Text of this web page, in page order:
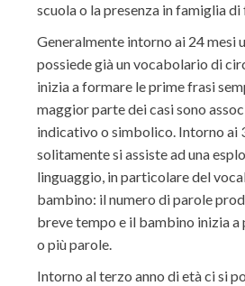
scuola o la presenza in famiglia
Generalmente intorno ai 24 mesi
possiede già un vocabolario di
inizia a formare le prime frasi
maggior parte dei casi sono
indicativo o simbolico. Intorno ai
solitamente si assiste ad una
linguaggio, in particolare del
bambino: il numero di parole
breve tempo e il bambino inizia
o più parole.
Intorno al terzo anno di età ci si